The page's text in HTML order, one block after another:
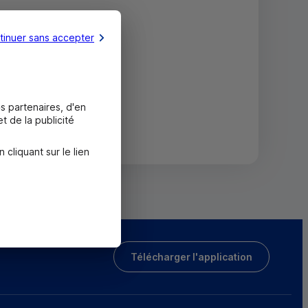
Télécharger l'application
sans accepter
partenaires, d'en
de la publicité
cliquant sur le lien